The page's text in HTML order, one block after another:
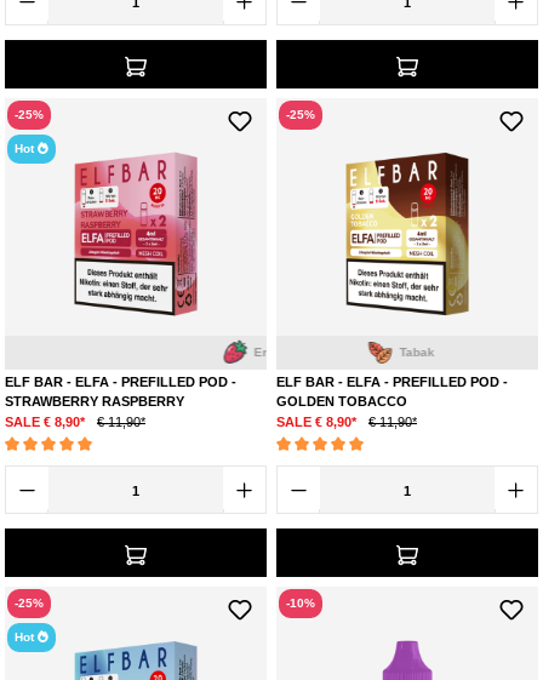
-25%
Hot
Erdbeere
ELF BAR - ELFA - PREFILLED POD -
STRAWBERRY RASPBERRY
SALE € 8,90*
€ 11,90*
Durchschnittliche Bewertung von 5 von 5 Sternen
-25%
Tabak
ELF BAR - ELFA - PREFILLED POD -
GOLDEN TOBACCO
SALE € 8,90*
€ 11,90*
Durchschnittliche Bewertung von 5 von 5
-25%
Hot
-10%